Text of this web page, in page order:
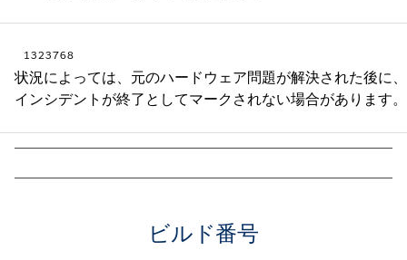
1323768
状況によっては、元のハードウェア問題が解決された後に、
インシデントが終了としてマークされない場合があります。
ビルド番号